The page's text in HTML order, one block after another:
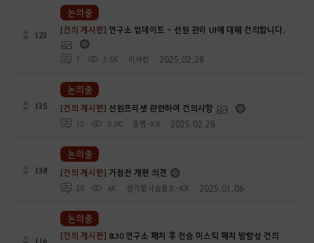
123
[건의 게시판] 연구소 업데이트 - 선원 관리 UI에 대해 건의합니다.
7 3.5K 리사린 2025.02.28
논의중
135 [건의 게시판]선원프리셋 관련하여 건의사항
13 3.3K 좀썜-KR 2025.02.28
논의중
138 [건의 게시판] 거점전 개편 의견
20 4K 생각할사슬플도-KR 2025.01.06
논의중
116 [건의 게시판] 8.30 연구소 패치 후 전승 미스틱 패치 방향성 건의
논의중